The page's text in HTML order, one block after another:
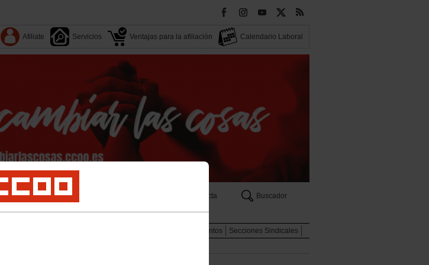
Afiliate Servicios Ventajas para la afiliación Calendario Laboral
Tu sindicato Contacta
Buscador
Convenios
Congresos
Documentos
Secciones Sindicales